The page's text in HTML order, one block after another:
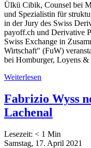
Ülkü Cibik, Counsel bei
und Spezialistin für
in der Jury des Swiss
payoff.ch und Derivative
Swiss Exchange in
Wirtschaft" (FuW)
bei Homburger, Loyens
Weiterlesen
Fabrizio Wyss
Lachenal
Lesezeit: < 1 Min
Samstag, 17. April 2021